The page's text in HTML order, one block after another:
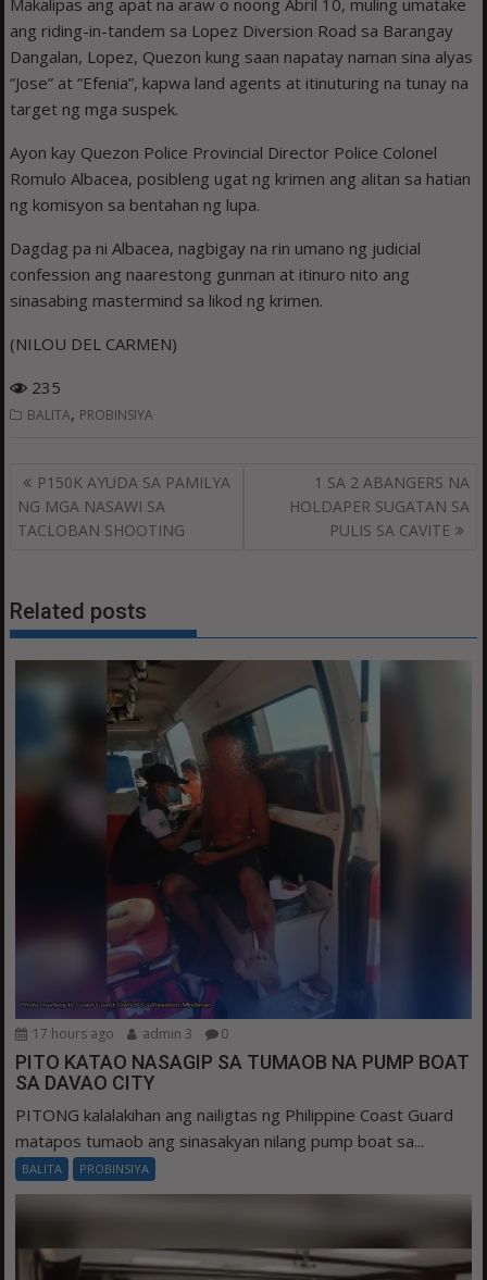
Makalipas ang apat na araw o noong Abril 10, muling umatake
ang riding-in-tandem sa Lopez Diversion Road sa Barangay
Dangalan, Lopez, Quezon kung saan napatay naman sina alyas
“Jose” at “Efenia”, kapwa land agents at itinuturing na tunay na
target ng mga suspek.
Ayon kay Quezon Police Provincial Director Police Colonel
Romulo Albacea, posibleng ugat ng krimen ang alitan sa hatian
ng komisyon sa bentahan ng lupa.
Dagdag pa ni Albacea, nagbigay na rin umano ng judicial
confession ang naarestong gunman at itinuro nito ang
sinasabing mastermind sa likod ng krimen.
(NILOU DEL CARMEN)
235
BALITA, PROBINSIYA
Post
navigation
P150K AYUDA SA PAMILYA
NG MGA NASAWI SA
TACLOBAN SHOOTING
1 SA 2 ABANGERS NA
HOLDAPER SUGATAN SA
PULIS SA CAVITE
Related posts
17 hours ago admin 3 0
PITO KATAO NASAGIP SA TUMAOB NA PUMP BOAT
SA DAVAO CITY
PITONG kalalakihan ang nailigtas ng Philippine Coast Guard
matapos tumaob ang sinasakyan nilang pump boat sa...
BALITA PROBINSIYA